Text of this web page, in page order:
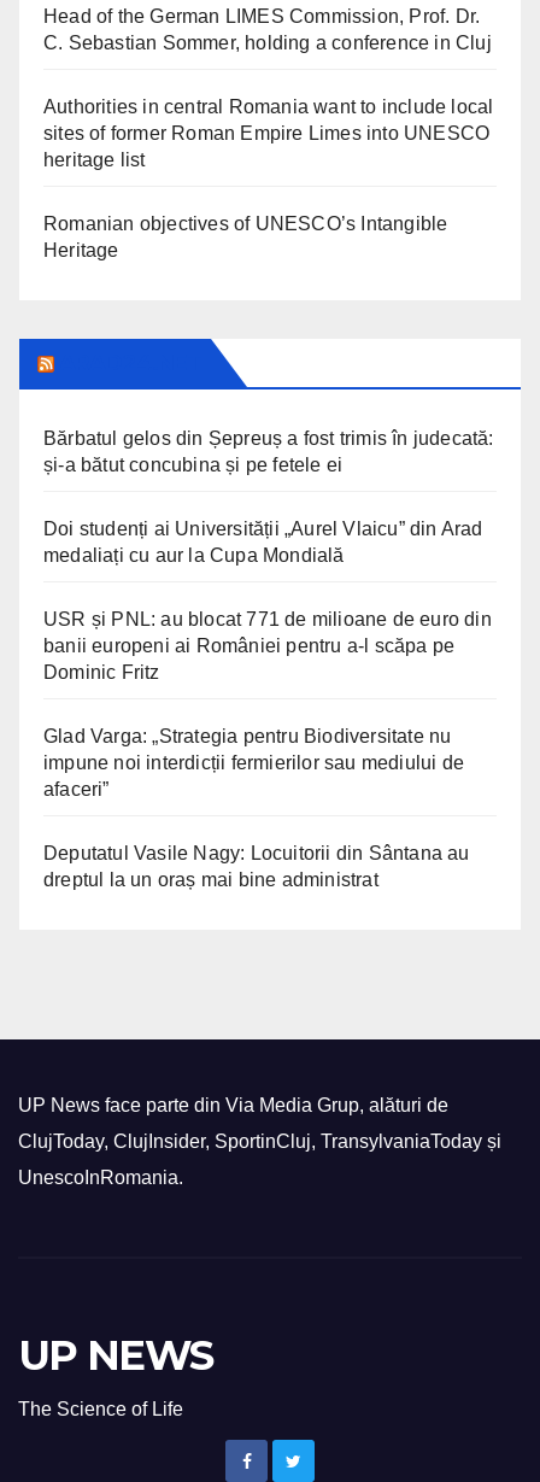
Head of the German LIMES Commission, Prof. Dr.
C. Sebastian Sommer, holding a conference in Cluj
Authorities in central Romania want to include local
sites of former Roman Empire Limes into UNESCO
heritage list
Romanian objectives of UNESCO’s Intangible
Heritage
Bărbatul gelos din Șepreuș a fost trimis în judecată:
și-a bătut concubina și pe fetele ei
Doi studenți ai Universității „Aurel Vlaicu” din Arad
medaliați cu aur la Cupa Mondială
USR și PNL: au blocat 771 de milioane de euro din
banii europeni ai României pentru a-l scăpa pe
Dominic Fritz
Glad Varga: „Strategia pentru Biodiversitate nu
impune noi interdicții fermierilor sau mediului de
afaceri”
Deputatul Vasile Nagy: Locuitorii din Sântana au
dreptul la un oraș mai bine administrat
UP News face parte din Via Media Grup, alături de
ClujToday, ClujInsider, SportinCluj, TransylvaniaToday și
UnescoInRomania.
UP NEWS
The Science of Life